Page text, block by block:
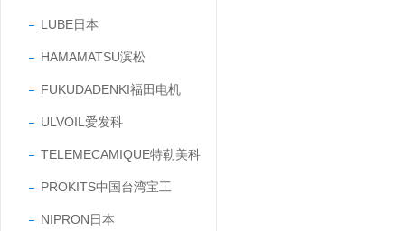
LUBE日本
HAMAMATSU滨松
FUKUDADENKI福田电机
ULVOIL爱发科
TELEMECAMIQUE特勒美科
PROKITS中国台湾宝工
NIPRON日本